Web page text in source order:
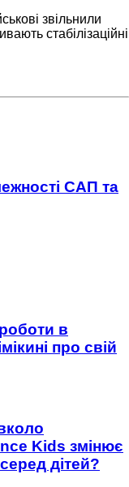
звільнили
стабілізаційні
САП та
в
про свій
Kids змінює
дітей?